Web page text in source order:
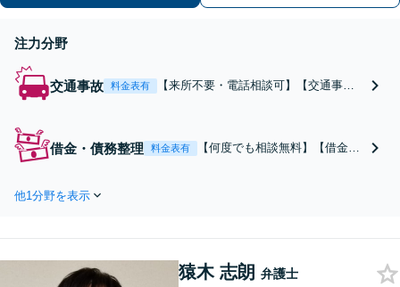
注力分野
交通事故 料金表有
【来所不要・電話相談可】【交通事
談から後遺障害申請、示談交渉までさ
せていただくことができます。交通事
借金・債務整理 料金表有
【何度でも相談無料】【借金問
を下げることも大事だと考え、
可能な限り安くすることにこだ
他1分野を表示
猿木 志朗 弁護士